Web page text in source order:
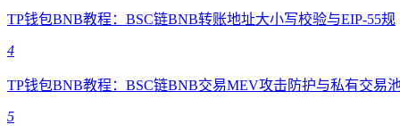
TP钱包BNB教程：BSC链BNB转账地址大小写校验与EIP-55规
4
TP钱包BNB教程：BSC链BNB交易MEV攻击防护与私有交易
5